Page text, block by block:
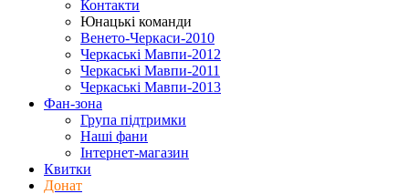
Контакти
Юнацькі команди
Венето-Черкаси-2010
Черкаські Мавпи-2012
Черкаські Мавпи-2011
Черкаські Мавпи-2013
Фан-зона
Група підтримки
Наші фани
Інтернет-магазин
Квитки
Донат